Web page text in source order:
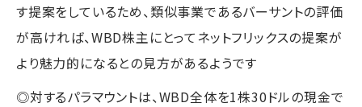
す提案をしているため、類似事業であるバーサントの評価
が高ければ、WBD株主にとってネットフリックスの提案が
より魅力的になるとの見方があるようです
◎対するパラマウントは、WBD全体を1株30ドルの現金で